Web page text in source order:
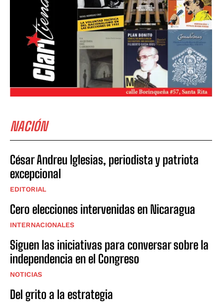
NACIÓN
César Andreu Iglesias, periodista y patriota
excepcional
EDITORIAL
Cero elecciones intervenidas en Nicaragua
INTERNACIONALES
Siguen las iniciativas para conversar sobre la
independencia en el Congreso
NOTICIAS
Del grito a la estrategia